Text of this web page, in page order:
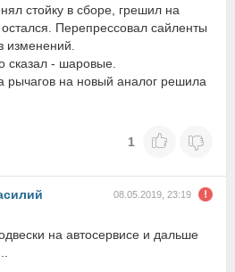
стойку в сборе, грешил на
остался. Перепрессовал сайленты
изменений.
сказал - шаровые.
рычагов на новый аналог решила
1
08.05.2019, 23:19
на автосервисе и дальше